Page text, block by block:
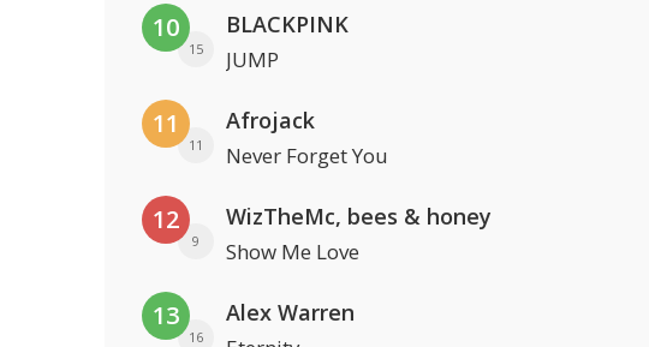
10
15
BLACKPINK
JUMP
11
11
Afrojack
Never Forget You
12
9
WizTheMc, bees & honey
Show Me Love
13
16
Alex Warren